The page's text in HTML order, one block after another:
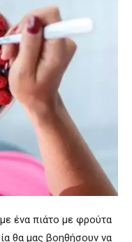
ένα πιάτο με φρούτα
θα μας βοηθήσουν να